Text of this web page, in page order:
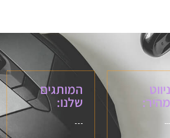
ניווט
מהיר:
המותגים
שלנו: